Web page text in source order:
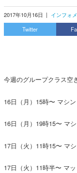
2017年10月16日 | インフォ
Twitter
今週のグループクラス空
16日（月）15時〜 マシ
16日（月）19時15〜 マ
17日（火）11時15〜 マ
17日（火）11時半〜 マ